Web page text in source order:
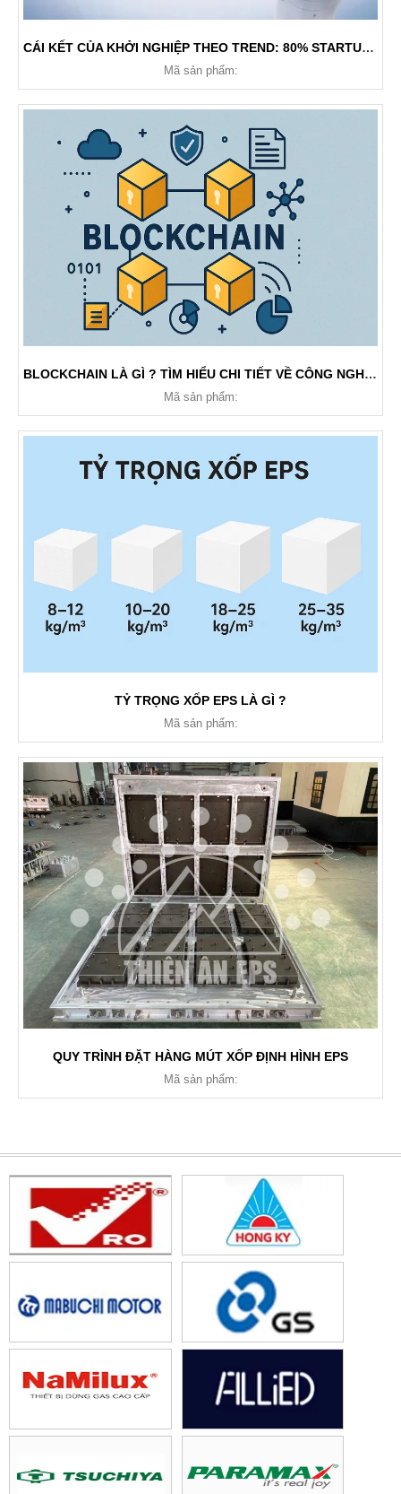
CÁI KẾT CỦA KHỞI NGHIỆP THEO TREND: 80% STARTUP AI THẤT BẠI, CHUYÊN GIA CẢNH BÁO ĐỪNG CỐ ĐUA VỚI AMAZON, META
Mã sản phẩm:
BLOCKCHAIN LÀ GÌ ? TÌM HIỂU CHI TIẾT VỀ CÔNG NGHỆ THAY ĐỔI THẾ GIỚI
Mã sản phẩm:
TỶ TRỌNG XỐP EPS LÀ GÌ ?
Mã sản phẩm:
QUY TRÌNH ĐẶT HÀNG MÚT XỐP ĐỊNH HÌNH EPS
Mã sản phẩm: